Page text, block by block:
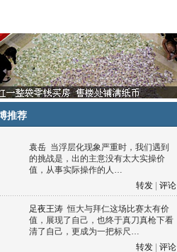
推荐
袁岳 当浮层化现象严重时，我们遇到
的挑战是，出的主意没有太大实操价
值，从事实际操作的人…
转发
评论
足夜王涛 恒大与拜仁这场比赛太有价
值，展现了自己，也终于真刀真枪下看
清了自己，更成为一把标尺…
转发
评论